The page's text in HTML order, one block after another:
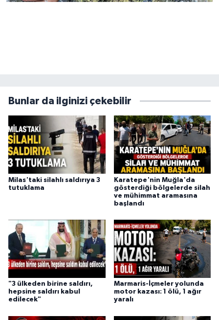
Bunlar da ilginizi çekebilir
Milas'taki silahlı saldırıya 3
tutuklama
Karatepe'nin Muğla'da
gösterdiği bölgelerde silah
ve mühimmat aramasına
başlandı
"3 ülkeden birine saldırı,
hepsine saldırı kabul
edilecek"
Marmaris-İçmeler yolunda
motor kazası: 1 ölü, 1 ağır
yaralı